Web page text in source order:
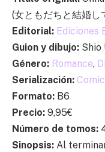
(女ともだちと結婚し
Editorial: Ediciones
Guion y dibujo: Shio
Género: Romance,
Serialización:
Formato: B6
Precio: 9,95€
Número de tomos:
Sinopsis: Al